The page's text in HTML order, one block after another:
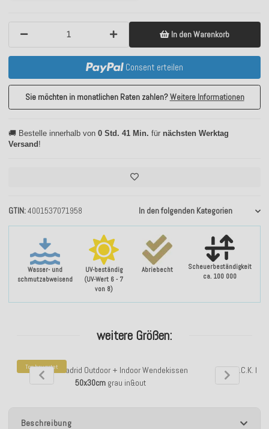
Wasser- und
schmutzabweisend
UV-beständig
(UV-Wert 6 - 7
von 8)
Abriebecht
Scheuerbeständigkeit
ca. 100 000
GTIN 4001537071958 In den folgenden Kategorien
In den Warenkorb
Consent erteilen
Sie möchten in monatlichen Raten zahlen?Weitere Informationen
🚚 Bestelle innerhalb von 0 Std. 41 Min. für nächsten Werktag
Versand!
weitere Größen:
Top bewertet
H.O.C.K. Madrid Outdoor + Indoor Wendekissen
50x30cmgrau in&out
H.O.C.K.
Beschreibung